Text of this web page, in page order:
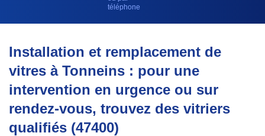
téléphone
Installation et remplacement de
vitres à Tonneins : pour une
intervention en urgence ou sur
rendez-vous, trouvez des vitriers
qualifiés (47400)